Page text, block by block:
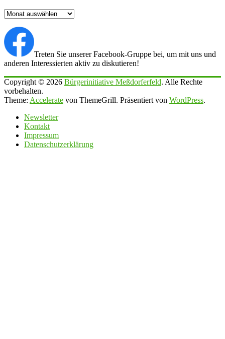
Archiv
Treten Sie unserer Facebook-Gruppe bei, um mit uns und
anderen Interessierten aktiv zu diskutieren!
Copyright © 2026 Bürgerinitiative Meßdorferfeld. Alle Rechte
vorbehalten.
Theme: Accelerate von ThemeGrill. Präsentiert von WordPress.
Newsletter
Kontakt
Impressum
Datenschutzerklärung